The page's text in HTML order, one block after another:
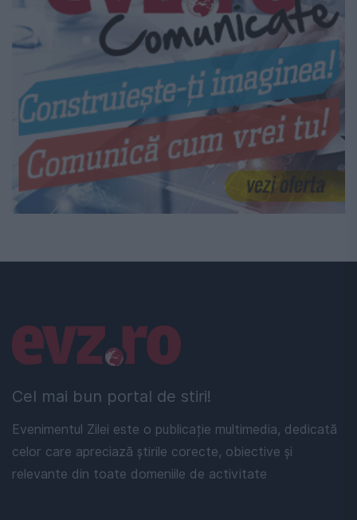
Cel mai bun portal de stiri!
Evenimentul Zilei este o publicație multimedia, dedicată
celor care apreciază știrile corecte, obiective și
relevante din toate domeniile de activitate
Linkuri utile